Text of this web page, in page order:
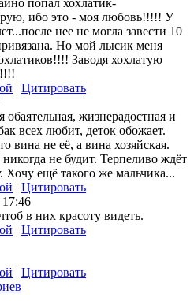
ибо это - моя любовь!!!!! У
нее не могла завести 10
Но мой лысик меня
Заводя хохлатую
| Цитировать
жизнерадостная и
всех любит, деток обожает.
вина не её, а вина хозяйская.
не будит. Терпеливо ждёт
Хочу ещё такого же мальчика...
| Цитировать
17:46
в них красоту видеть.
| Цитировать
| Цитировать